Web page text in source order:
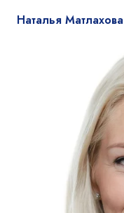
Наталья Матлахова